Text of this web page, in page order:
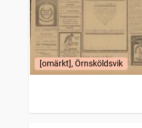
[omärkt], Örnsköldsvik